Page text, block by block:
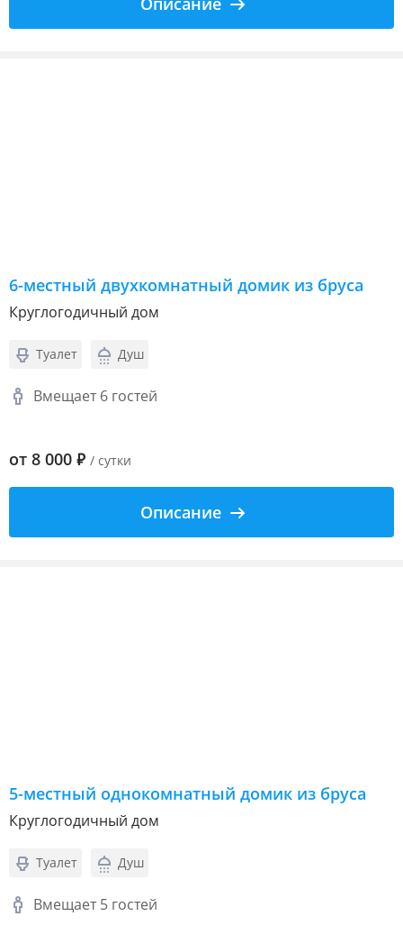
6-местный двухкомнатный домик из бруса
Круглогодичный дом
Туалет Душ
Вмещает 6 гостей
от 8 000 ₽ / сутки
Описание
5-местный однокомнатный домик из бруса
Круглогодичный дом
Туалет Душ
Вмещает 5 гостей